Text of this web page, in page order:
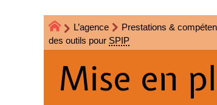
L’agence Prestations &
des outils pour SPIP
Mise en